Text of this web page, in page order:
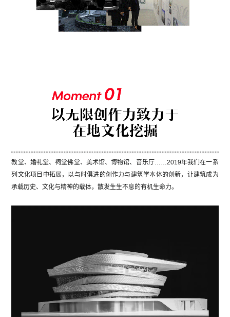
教堂、婚礼堂、祠堂佛堂、美术馆、博物馆、音乐厅……2019年我们在一系
列文化项目中拓展，以与时俱进的创作力与建筑学本体的创新，让建筑成为
承载历史、文化与精神的载体，散发生生不息的有机生命力。